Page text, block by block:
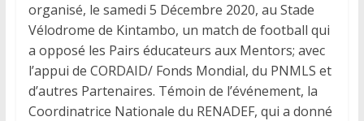
organisé, le samedi 5 Décembre 2020, au Stade
Vélodrome de Kintambo, un match de football qui
a opposé les Pairs éducateurs aux Mentors; avec
l’appui de CORDAID/ Fonds Mondial, du PNMLS et
d’autres Partenaires. Témoin de l’événement, la
Coordinatrice Nationale du RENADEF, qui a donné